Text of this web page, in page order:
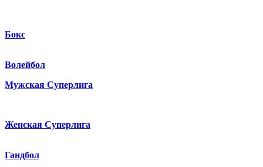
Бокс
Волейбол
Мужская Суперлига
Женская Суперлига
Гандбол